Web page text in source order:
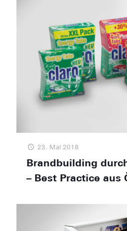
23. Mai 2018
Brandbuilding
– Best Practice aus